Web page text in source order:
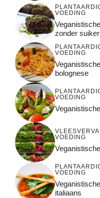
VOEDING
zonder suiker
VOEDING
bolognese
VOEDING
VOEDING
VOEDING
italiaans